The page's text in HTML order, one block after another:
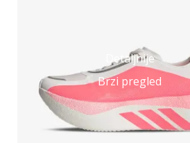
Detaljnije
Brzi pregled